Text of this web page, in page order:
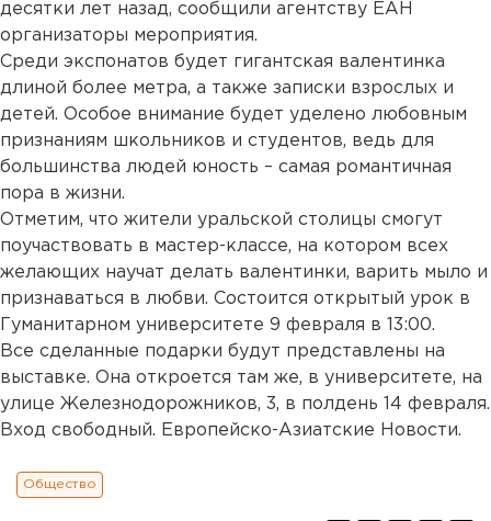
десятки лет назад, сообщили агентству ЕАН
организаторы мероприятия.
Среди экспонатов будет гигантская валентинка
длиной более метра, а также записки взрослых и
детей. Особое внимание будет уделено любовным
признаниям школьников и студентов, ведь для
большинства людей юность – самая романтичная
пора в жизни.
Отметим, что жители уральской столицы смогут
поучаствовать в мастер-классе, на котором всех
желающих научат делать валентинки, варить мыло и
признаваться в любви. Состоится открытый урок в
Гуманитарном университете 9 февраля в 13:00.
Все сделанные подарки будут представлены на
выставке. Она откроется там же, в университете, на
улице Железнодорожников, 3, в полдень 14 февраля.
Вход свободный. Европейско-Азиатские Новости.
Общество